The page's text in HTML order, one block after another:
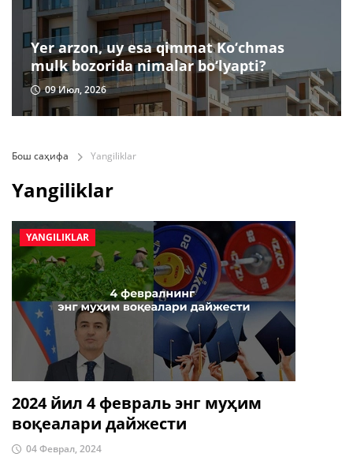
Yer arzon, uy esa qimmat Ko‘chmas
mulk bozorida nimalar bo‘lyapti?
09 Июл, 2026
Бош саҳифа Yangiliklar
Yangiliklar
YANGILIKLAR
2024 йил 4 февраль энг муҳим
воқеалари дайжести
04 Феврал, 2024